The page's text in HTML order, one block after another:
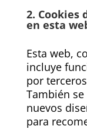
2. Cookies
en esta
Esta web,
incluye
por
También
nuevos
para